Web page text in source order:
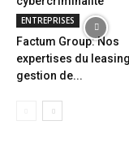
ENTREPRISES
Factum Group: Nos
expertises du
gestion de...